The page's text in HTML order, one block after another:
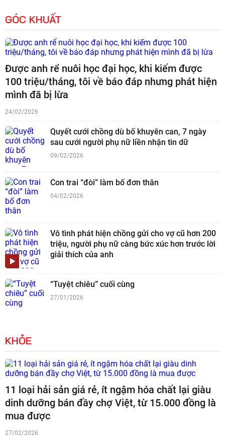
GÓC KHUẤT
Được anh rể nuôi học đại học, khi kiếm được
100 triệu/tháng, tôi về báo đáp nhưng phát hiện
mình đã bị lừa
24/02/2026
Quyết cưới chồng dù bố khuyên can, 7 ngày
sau cưới người phụ nữ liền nhận tin dữ
09/02/2026
Con trai “đòi” làm bố đơn thân
04/02/2026
Vô tình phát hiện chồng gửi cho vợ cũ hơn 200
triệu, người phụ nữ càng bức xúc hơn trước lời
giải thích của anh
“Tuyệt chiêu” cuối cùng
27/01/2026
KHỎE
11 loại hải sản giá rẻ, ít ngậm hóa chất lại giàu
dinh dưỡng bán đầy chợ Việt, từ 15.000 đồng là
mua được
27/02/2026